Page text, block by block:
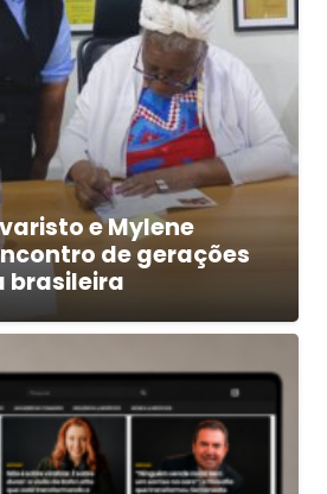
e Mylene
de gerações
brasileira